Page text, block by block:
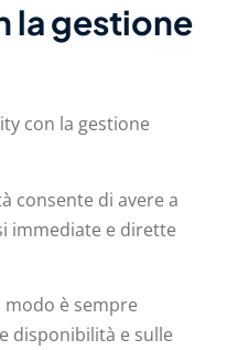
la gestione
con la gestione
consente di avere a
immediate e dirette
è sempre
disponibilità e sulle